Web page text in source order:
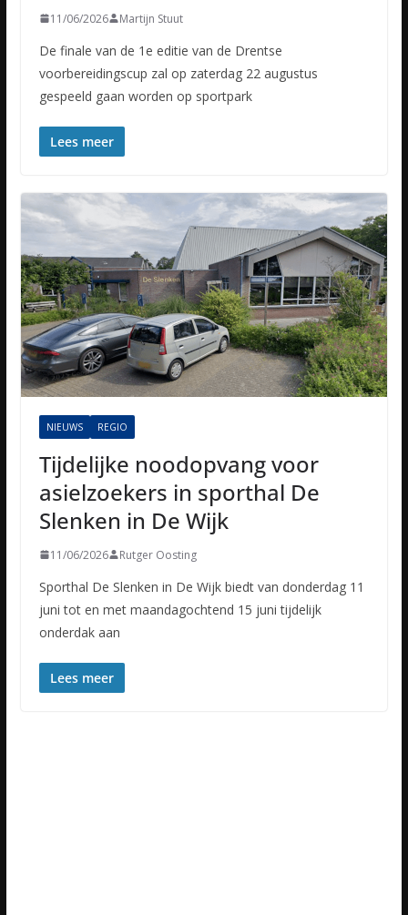
11/06/2026 Martijn Stuut
De finale van de 1e editie van de Drentse
voorbereidingscup zal op zaterdag 22 augustus
gespeeld gaan worden op sportpark
Lees meer
NIEUWS REGIO
Tijdelijke noodopvang voor
asielzoekers in sporthal De
Slenken in De Wijk
11/06/2026 Rutger Oosting
Sporthal De Slenken in De Wijk biedt van donderdag 11
juni tot en met maandagochtend 15 juni tijdelijk
onderdak aan
Lees meer